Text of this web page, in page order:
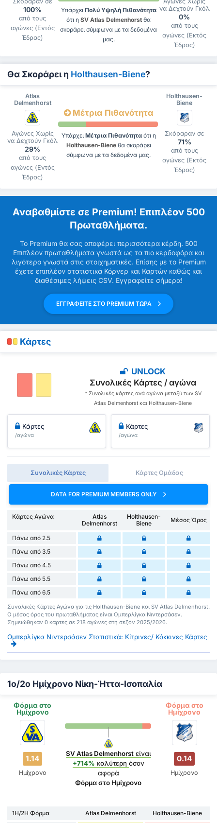
100%
από τους
αγώνες (Εντός
Έδρας)
Υπάρχει Πολύ Υψηλή Πιθανότητα
ότι η SV Atlas Delmenhorst θα
σκοράρει σύμφωνα με τα δεδομένα
μας.
να Δεχτούν Γκόλ
0%
από τους
αγώνες (Εκτός
Έδρας)
Θα Σκοράρει η Holthausen-Biene?
Atlas
Delmenhorst
Holthausen-
Biene
Αγώνες Χωρίς
να Δεχτούν Γκόλ
29%
από τους
αγώνες (Εντός
Έδρας)
Μέτρια Πιθανότητα
Υπάρχει Μέτρια Πιθανότηταότι η
Holthausen-Bieneθα σκοράρει
σύμφωνα με τα δεδομένα μας.
Σκόραραν σε
71%
από τους
αγώνες (Εκτός
Έδρας)
Αναβαθμίστε σε Premium! Επιπλέον 500
Πρωταθλήματα.
Το Premium θα σας αποφέρει περισσότερα κέρδη. 500
Επιπλέον πρωταθλήματα γνωστά ως τα πιο κερδοφόρα και
λιγότερο γνωστά στις στοιχηματικές. Επίσης με το Premium
έχετε επιπλέον στατιστικά Κόρνερ και Καρτών καθώς και
διαθέσιμες λήψεις CSV. Εγγραφείτε σήμερα!
ΕΓΓΡΑΦΕΙΤΕ ΣΤΟ PREMIUM ΤΩΡΑ
Κάρτες
UNLOCK
Συνολικές Κάρτες / αγώνα
* Συνολικές κάρτες ανά αγώνα μεταξύ των SV
Atlas Delmenhorst και Holthausen-Biene
Κάρτες
/αγώνα
Κάρτες
/αγώνα
Συνολικές Κάρτες Κάρτες Ομάδας
DATA FOR PREMIUM MEMBERS ONLY
Κάρτες Αγώνα
Atlas
Delmenhorst
Holthausen-
Biene
Μέσος Όρος
Πάνω από 2.5
Πάνω από 3.5
Πάνω από 4.5
Πάνω από 5.5
Πάνω από 6.5
Συνολικές Κάρτες Αγώνα για τις Holthausen-Biene και SV Atlas Delmenhorst.
Ο μέσος όρος του πρωταθλήματος είναι Ομπερλίγκα Νιντερσάσεν.
Σημειώθηκαν 0 κάρτες σε 218 αγώνες στη σεζόν 2025/2026.
Ομπερλίγκα Νιντερσάσεν Στατιστικά: Κίτρινες/ Κόκκινες Κάρτες
1ο/2ο Ημίχρονο Νίκη-Ήττα-Ισοπαλία
Φόρμα στο
Ημίχρονο
Φόρμα στο
Ημίχρονο
1.14
Ημίχρονο
SV Atlas Delmenhorstείναι
+714% καλύτερη όσον
αφορά
Φόρμα στο Ημίχρονο
0.14
Ημίχρονο
1H/2H Φόρμα Atlas Delmenhorst
Holthausen-Biene